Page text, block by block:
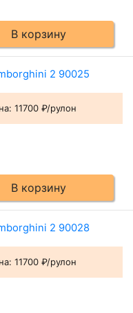
В корзину
2 90025
11700 ₽/рулон
В корзину
2 90028
11700 ₽/рулон